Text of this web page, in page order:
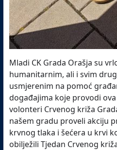
Mladi CK Grada Orašja su
humanitarnim, ali i svim
usmjerenim na pomoć
događajima koje provodi
volonteri Crvenog križa
našem gradu proveli akciju
krvnog tlaka i šećera u krvi
obilježili Tjedan Crvenog